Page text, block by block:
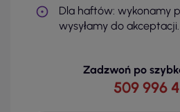
Dla haftów: wykonamy
wysyłamy do akceptacji.
Zadzwoń po
509 996